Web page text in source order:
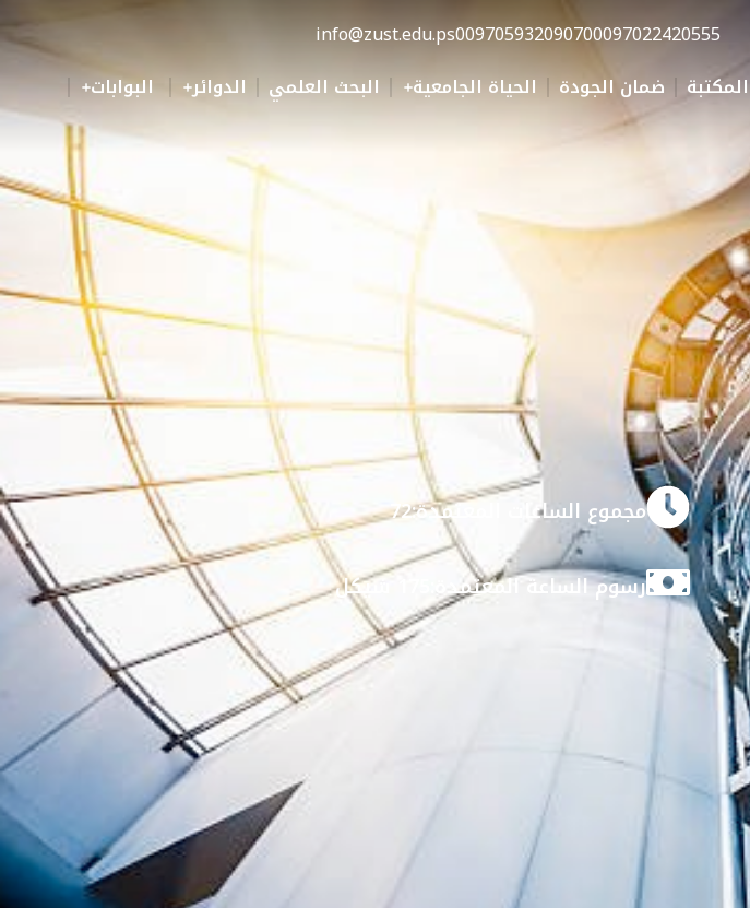
0097022420555
00970593209070
info@zust.edu.ps
المكتبة ضمان الجودة الحياة الجامعية البحث العلمي الدوائر
البوابات
مجموع الساعات المعتمدة:72
رسوم الساعة المعتمدة: